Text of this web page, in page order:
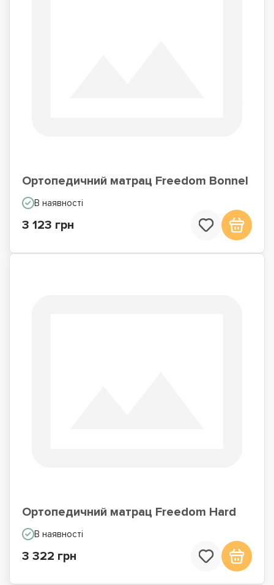
Ортопедичний матрац Freedom Bonnel
В наявності
3 123 грн
Ортопедичний матрац Freedom Hard
В наявності
3 322 грн